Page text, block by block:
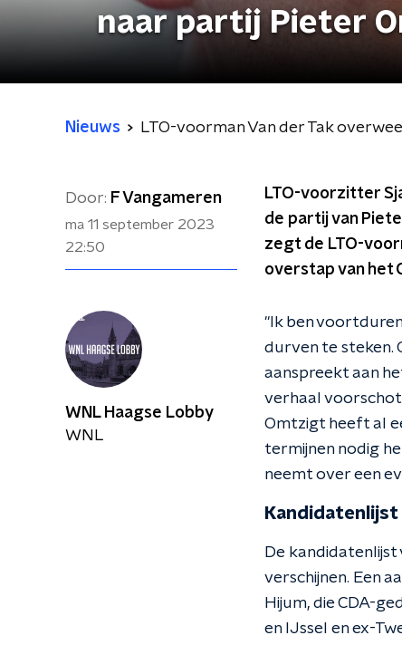
naar partij Pieter
Nieuws LTO-voorman Van der Tak
Door: F Vangameren
ma 11 september 2023
22:50
LTO-voorzitter
de partij van
zegt de LTO-
overstap van het
"Ik ben
durven te steken.
aanspreekt aan
verhaal
Omtzigt heeft al
termijnen nodig
neemt over een
Kandidatenlijst
De
verschijnen. Een
Hijum, die CDA-
en IJssel en ex-
WNL Haagse Lobby
WNL